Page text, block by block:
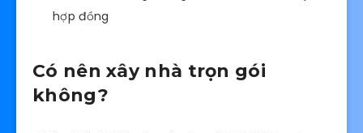
có nên thuê xây nhà trọn gói
Với quy trình làm việc với khách hàng, đảm bảo